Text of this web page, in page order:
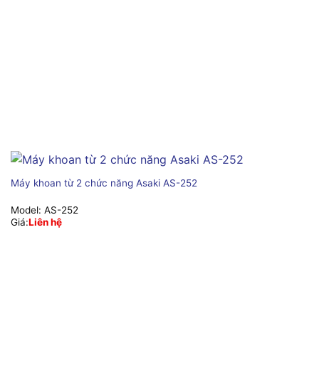
Máy khoan từ 2 chức năng Asaki AS-252
Model: AS-252
Giá:Liên hệ